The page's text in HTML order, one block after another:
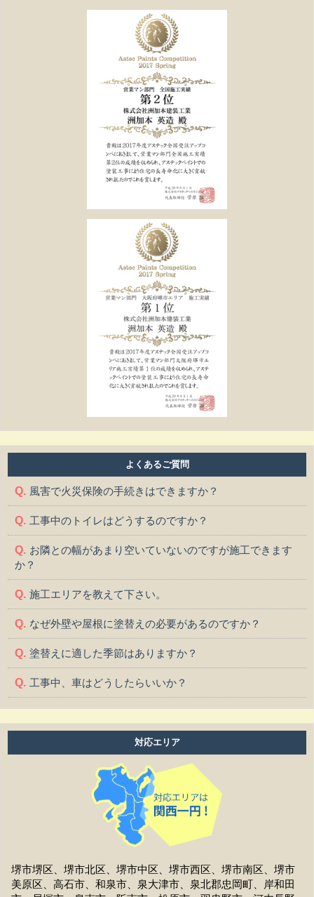
よくあるご質問
風害で火災保険の手続きはできますか？
工事中のトイレはどうするのですか？
お隣との幅があまり空いていないのですが施工できます
か？
施工エリアを教えて下さい。
なぜ外壁や屋根に塗替えの必要があるのですか？
塗替えに適した季節はありますか？
工事中、車はどうしたらいいか？
工事中、気になる事や相談などがある場合はどうすれば
よいですか？
工事中は留守をしても大丈夫ですか？
施工後の保証はどうなっていますか？
作業時間は何時から何時までですか？
家の周囲に荷物を置いてますが、どこまで片付ければよ
洗濯物は干せますか？
対応エリア
堺市堺区、堺市北区、堺市中区、堺市西区、堺市南区、堺市
美原区、高石市、和泉市、泉大津市、泉北郡忠岡町、岸和田